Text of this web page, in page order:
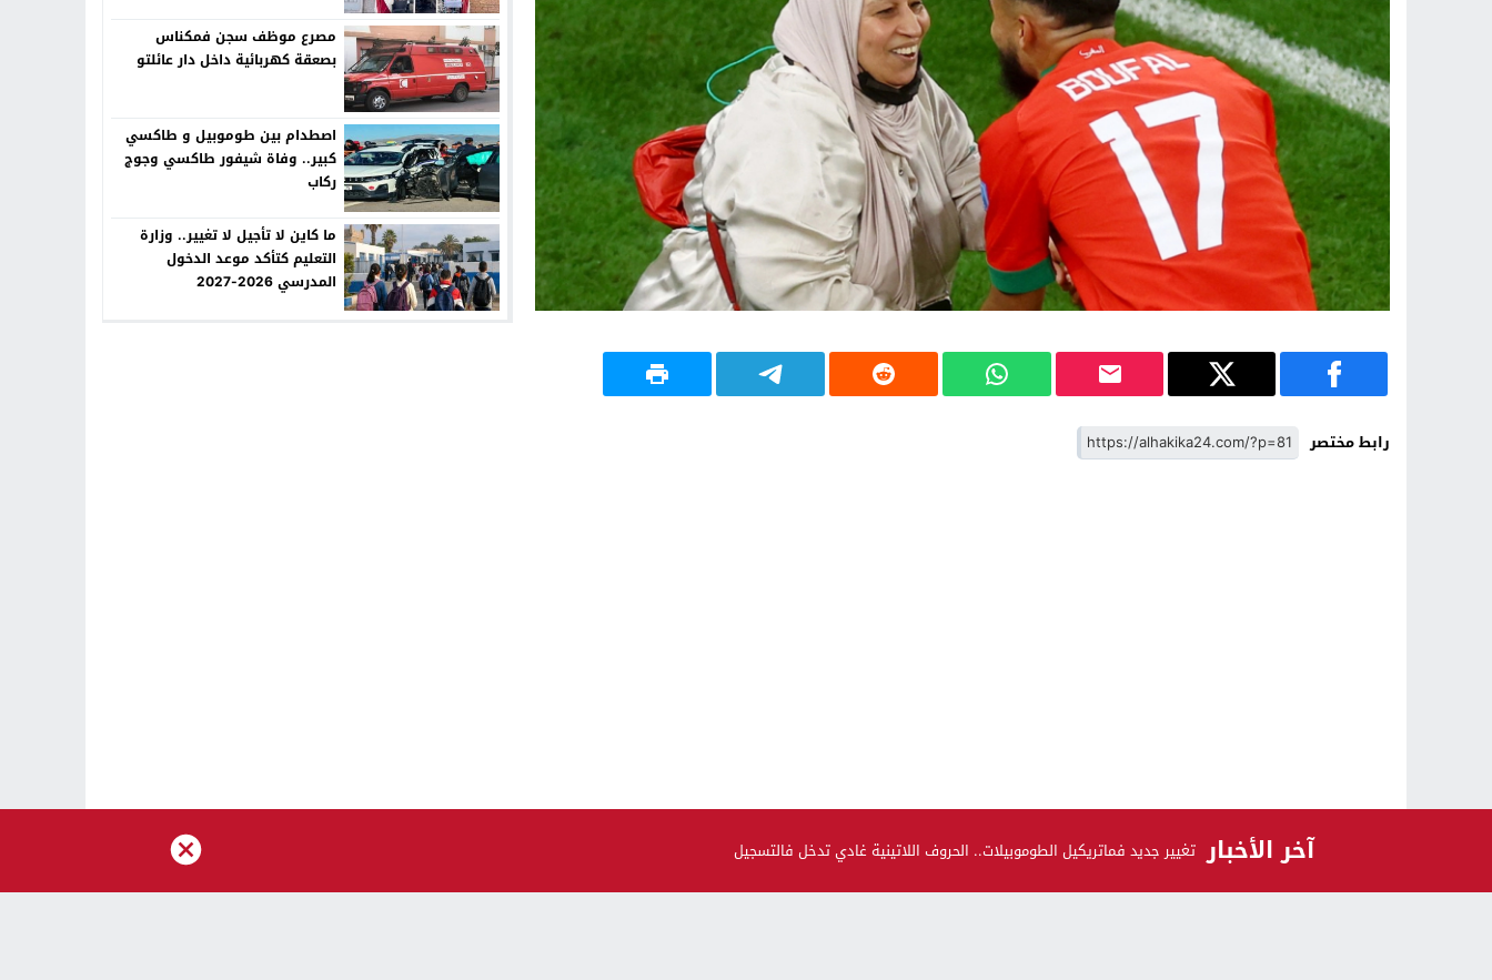
رابط مختصر
مصرع موظف سجن فمكناس
بصعقة كهربائية داخل دار عائلتو
اصطدام بين طوموبيل و طاكسي
كبير.. وفاة شيفور طاكسي وجوج
ركاب
ما كاين لا تأجيل لا تغيير.. وزارة
التعليم كتأكد موعد الدخول
المدرسي 2026-2027
صحة و جمال
آخر الأخبار تغيير جديد فماتريكيل الطوموبيلات.. الحروف اللاتينية غادي تدخل فالتسجيل